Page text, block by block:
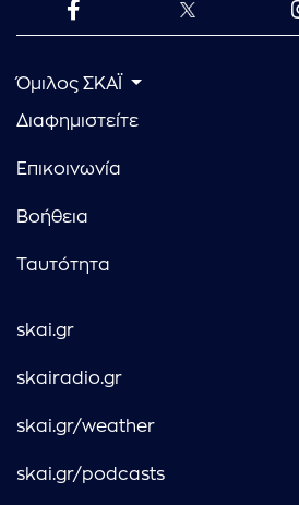
Όμιλος ΣΚΑΪ
Διαφημιστείτε
Επικοινωνία
Βοήθεια
Ταυτότητα
skai.gr
skairadio.gr
skai.gr/weather
skai.gr/podcasts